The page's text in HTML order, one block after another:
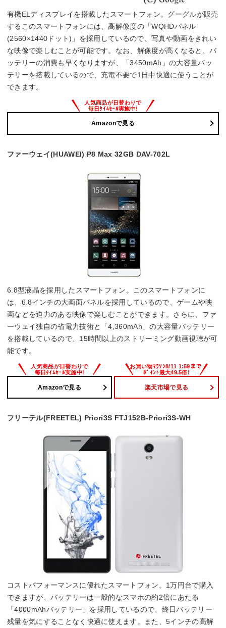
有機ELディスプレイを搭載したスマートフォン。グーグルが販売
するこのスマートフォンには、高解像度の「WQHDパネル
(2560×1440ドット)」を採用しているので、写真や動画をきれい
な映像で楽しむことが可能です。なお、解像度が高くなると、バ
ッテリーの消費も早くなりますが、「3450mAh」の大容量バッ
テリーを搭載しているので、充電不要で1日中快適に使うことが
できます。
Amazonで見る
ファーウェイ(HUAWEI) P8 Max 32GB DAV-702L
6.8型液晶を採用したスマートフォン。このスマートフォンに
は、6.8インチの大画面パネルを採用しているので、ゲームや映
画などを迫力のある映像で楽しむことができます。さらに、ファ
ーウェイ独自の省電力技術と「4,360mAh」の大容量バッテリー
を搭載しているので、15時間以上のストリーミング動画視聴が可
能です。
Amazonで見る 楽天市場で見る
フリーテル(FREETEL) Priori3S FTJ152B-Priori3S-WH
コストパフォーマンスに優れたスマートフォン。1万円台で購入
できますが、バッテリーは一般的なスマホの約2倍にあたる
「4000mAhバッテリー」を採用しているので、終日バッテリー
残量を気にすることなく快適に使えます。また、5インチの高解